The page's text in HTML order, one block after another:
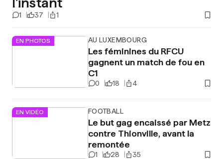
1 37 1
EN PHOTOS AU LUXEMBOURG
Les féminines du RFCU
gagnent un match de fou en
C1
0 18 4
EN VIDÉO FOOTBALL
Le but gag encaissé par Metz
contre Thionville, avant la
remontée
1 28 35